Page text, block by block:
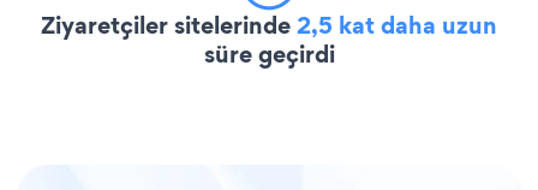
Ziyaretçiler sitelerinde2,5 kat daha uzun
süre geçirdi